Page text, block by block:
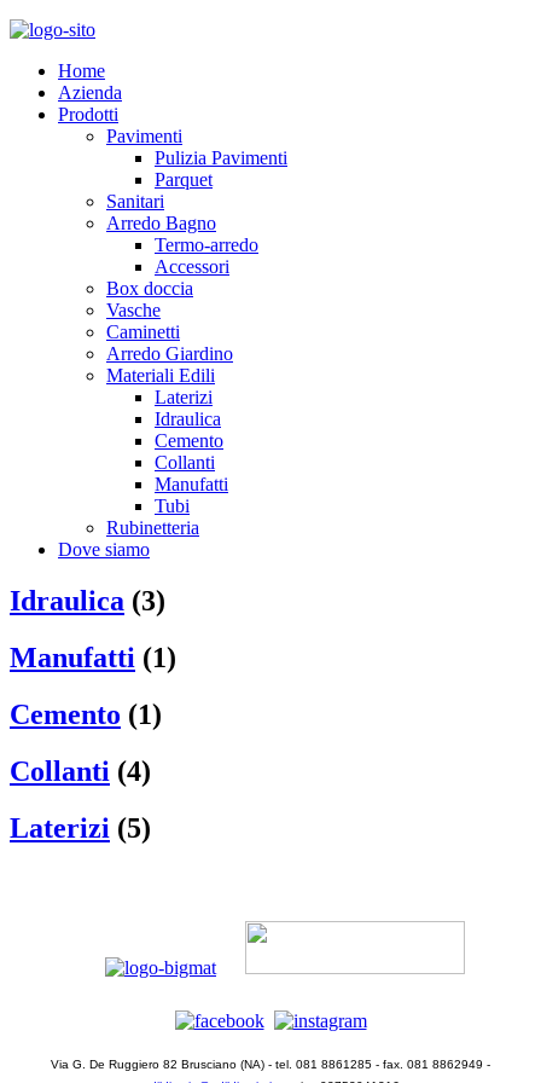
Home
Azienda
Prodotti
Pavimenti
Pulizia Pavimenti
Parquet
Sanitari
Arredo Bagno
Termo-arredo
Accessori
Box doccia
Vasche
Caminetti
Arredo Giardino
Materiali Edili
Laterizi
Idraulica
Cemento
Collanti
Manufatti
Tubi
Rubinetteria
Dove siamo
Idraulica (3)
Manufatti (1)
Cemento (1)
Collanti (4)
Laterizi (5)
Via G. De Ruggiero 82 Brusciano (NA) - tel. 081 8861285 - fax. 081 8862949 -